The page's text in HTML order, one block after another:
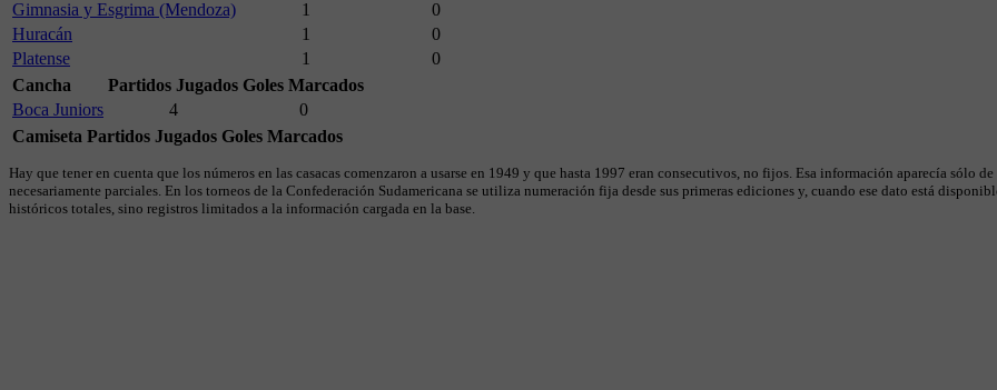
Gimnasia y Esgrima (Mendoza)
1
0
Huracán
1
0
Platense
1
0
Cancha
Partidos Jugados Goles Marcados
Boca Juniors
4
0
Camiseta Partidos Jugados Goles Marcados
Hay que tener en cuenta que los números en las casacas comenzaron a usarse en 1949 y que hasta 1997 eran consecutivos, no fijos. Esa información aparecía sólo
necesariamente parciales. En los torneos de la Confederación Sudamericana se utiliza numeración fija desde sus primeras ediciones y, cuando ese dato está
históricos totales, sino registros limitados a la información cargada en la base.